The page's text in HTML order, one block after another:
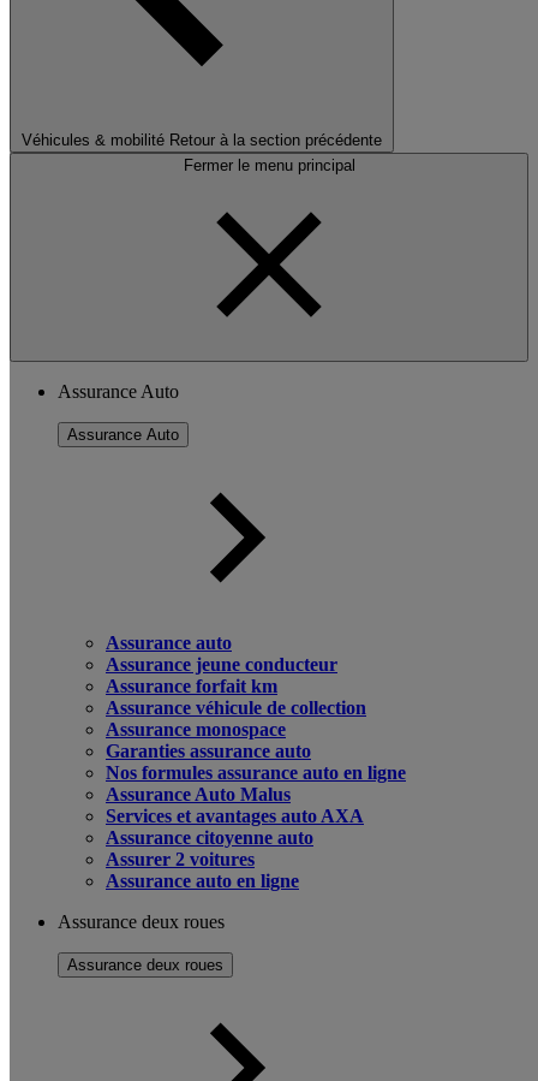
Véhicules & mobilité Retour à la section précédente
Fermer le menu principal
Assurance Auto
Assurance Auto
Assurance auto
Assurance jeune conducteur
Assurance forfait km
Assurance véhicule de collection
Assurance monospace
Garanties assurance auto
Nos formules assurance auto en ligne
Assurance Auto Malus
Services et avantages auto AXA
Assurance citoyenne auto
Assurer 2 voitures
Assurance auto en ligne
Assurance deux roues
Assurance deux roues